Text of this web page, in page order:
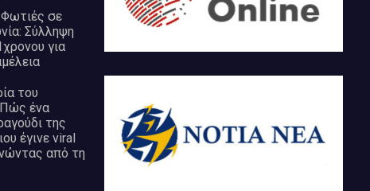
Φωτιές σε
Σύλληψη
για
του
Πώς ένα
της
έγινε viral
από τη